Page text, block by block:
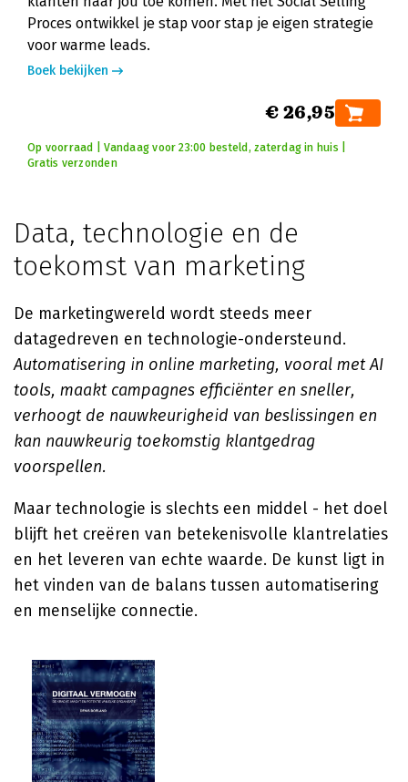
Proces ontwikkel je stap voor stap je eigen strategie
voor warme leads.
Boek bekijken
€ 26,95
Op voorraad | Vandaag voor 23:00 besteld, zaterdag in huis |
Gratis verzonden
Data, technologie en de
toekomst van marketing
De marketingwereld wordt steeds meer
datagedreven en technologie-ondersteund.
Automatisering in online marketing, vooral met AI
tools, maakt campagnes efficiënter en sneller,
verhoogt de nauwkeurigheid van beslissingen en
kan nauwkeurig toekomstig klantgedrag
voorspellen.
Maar technologie is slechts een middel - het doel
blijft het creëren van betekenisvolle klantrelaties
en het leveren van echte waarde. De kunst ligt in
het vinden van de balans tussen automatisering
en menselijke connectie.